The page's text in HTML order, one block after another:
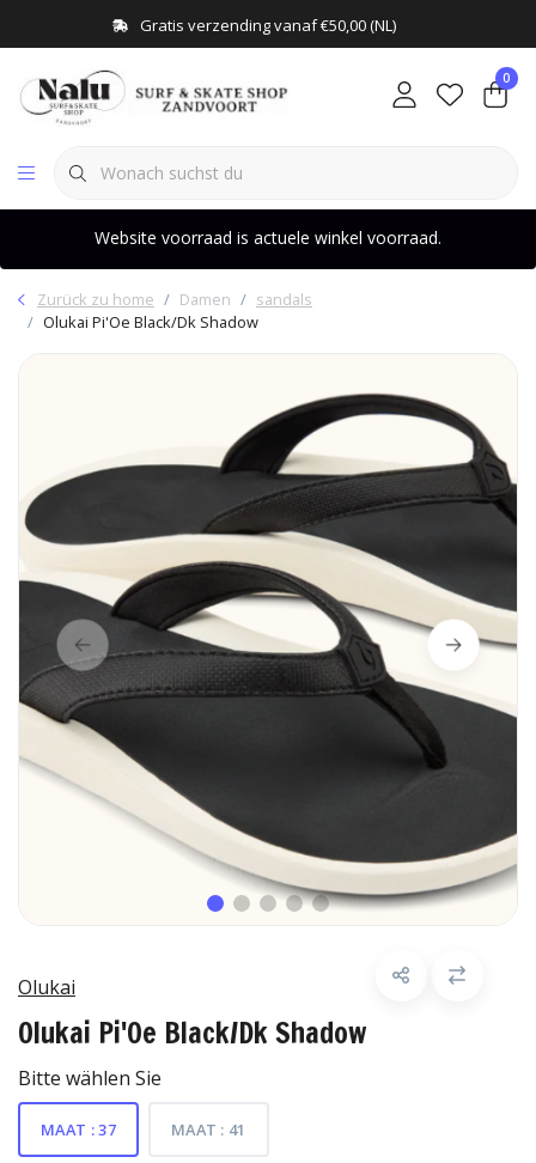
Gratis verzending vanaf €50,00 (NL)
0
Website voorraad is actuele winkel voorraad.
Zurück zu home Damen
sandals
Olukai Pi'Oe Black/Dk Shadow
Olukai
Olukai Pi'Oe Black/Dk Shadow
Bitte wählen Sie
MAAT : 37 MAAT : 41